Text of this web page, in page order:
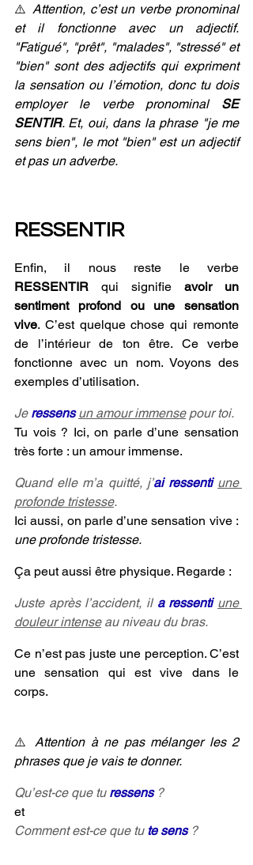
⚠️ Attention, c’est un verbe pronominal
et il fonctionne avec un adjectif.
"Fatigué", "prêt", "malades", "stressé" et
"bien" sont des adjectifs qui expriment
la sensation ou l’émotion, donc tu dois
employer le verbe pronominal SE
SENTIR. Et, oui, dans la phrase "je me
sens bien", le mot "bien" est un adjectif
et pas un adverbe.
RESSENTIR
RESSENTIR qui signifie avoir un
sentiment profond ou une sensation
vive. C’est quelque chose qui remonte
de l’intérieur de ton être. Ce verbe
fonctionne avec un nom. Voyons des
exemples d’utilisation.
Je ressens un amour immense pour toi.
Tu vois ? Ici, on parle d’une sensation
très forte : un amour immense.
Quand elle m’a quitté, j’ai ressenti une
profonde tristesse.
une profonde tristesse.
Ça peut aussi être physique. Regarde :
Juste après l’accident, il a ressenti une
douleur intense au niveau du bras.
Ce n’est pas juste une perception. C’est
une sensation qui est vive dans le
corps.
⚠️ Attention à ne pas mélanger les 2
phrases que je vais te donner.
Qu’est-ce que tu ressens ?
et
Comment est-ce que tu te sens ?